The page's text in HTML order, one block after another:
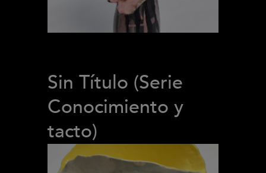
Sin Título (Serie
Conocimiento y
tacto)